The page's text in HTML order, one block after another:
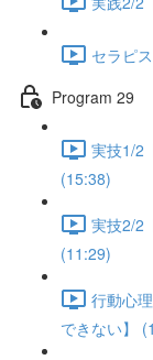
セラピ
Program 29
実技1/2
(15:38)
実技2/2
(11:29)
行動心
できない】